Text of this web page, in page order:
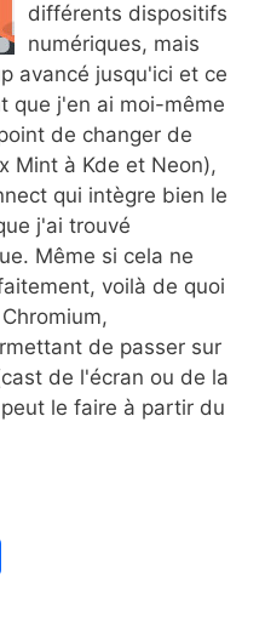
différents dispositifs
numériques, mais
avancé jusqu'ici et ce
que j'en ai moi-même
de changer de
Mint à Kde et Neon),
qui intègre bien le
j'ai trouvé
Même si cela ne
voilà de quoi
de passer sur
de l'écran ou de la
le faire à partir du